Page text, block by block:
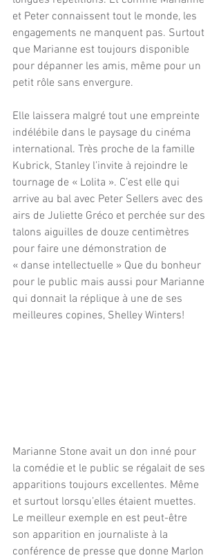
et Peter connaissent tout le monde, les
engagements ne manquent pas. Surtout
que Marianne est toujours disponible
pour dépanner les amis, même pour un
petit rôle sans envergure.
Elle laissera malgré tout une empreinte
indélébile dans le paysage du cinéma
international. Très proche de la famille
Kubrick, Stanley l’invite à rejoindre le
tournage de « Lolita ». C’est elle qui
arrive au bal avec Peter Sellers avec des
airs de Juliette Gréco et perchée sur des
talons aiguilles de douze centimètres
pour faire une démonstration de
« danse intellectuelle » Que du bonheur
pour le public mais aussi pour Marianne
qui donnait la réplique à une de ses
meilleures copines, Shelley Winters!
Marianne Stone avait un don inné pour
la comédie et le public se régalait de ses
apparitions toujours excellentes. Même
et surtout lorsqu’elles étaient muettes.
Le meilleur exemple en est peut-être
son apparition en journaliste à la
conférence de presse que donne Marlon